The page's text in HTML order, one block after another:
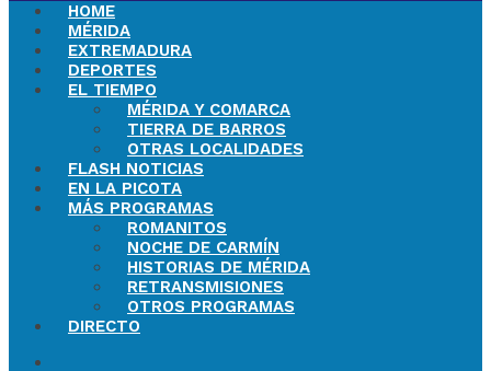
HOME
MÉRIDA
EXTREMADURA
DEPORTES
EL TIEMPO
MÉRIDA Y COMARCA
TIERRA DE BARROS
OTRAS LOCALIDADES
FLASH NOTICIAS
EN LA PICOTA
MÁS PROGRAMAS
ROMANITOS
NOCHE DE CARMÍN
HISTORIAS DE MÉRIDA
RETRANSMISIONES
OTROS PROGRAMAS
DIRECTO